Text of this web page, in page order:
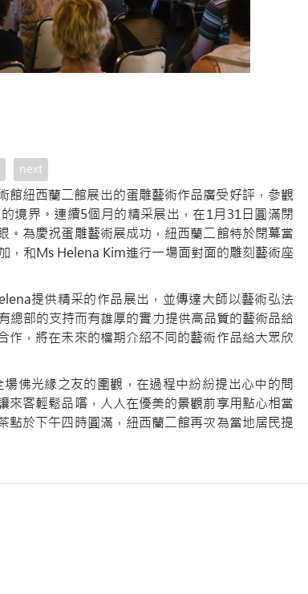
next
紐西蘭二館展出的蛋雕藝術作品廣受好評，參觀
境界。連續5個月的精采展出，在1月31日圓滿閉
。為慶祝蛋雕藝術展成功，紐西蘭二館特於閉幕當
，和Ms Helena Kim進行一場面對面的雕刻藝術座
提供精采的作品展出，並傳達大師以藝術弘法
總部的支持而有雄厚的實力提供高品質的藝術品給
作，將在未來的檔期介紹不同的藝術作品給大眾欣
佛光緣之友的圍觀，在過程中紛紛提出心中的問
來客輕鬆品嚐，人人在優美的景觀前享用點心相當
點於下午四時圓滿，紐西蘭二館再次為當地居民提